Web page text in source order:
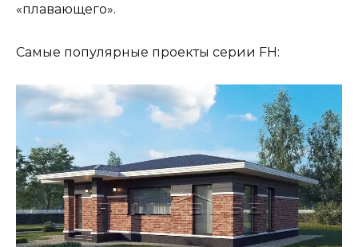
«плавающего».
Самые популярные проекты серии FH: